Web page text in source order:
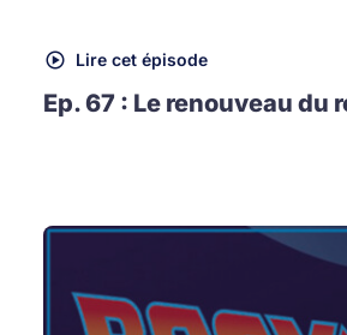
Lire cet épisode
Ep. 67 : Le renouveau du